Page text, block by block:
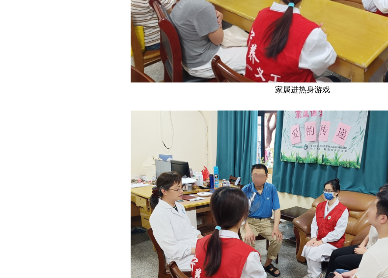
家属进热身游戏